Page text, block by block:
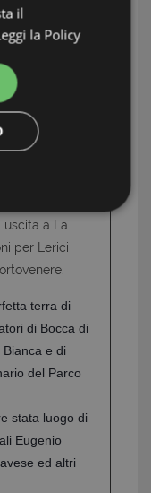
"Le
fresche
e Tino
a La Spezia
uscita a La
per Lerici
terra di
di Bocca di
e di
del Parco
stata luogo di
Eugenio
ed altri
il
la Policy
sito Web
senza i